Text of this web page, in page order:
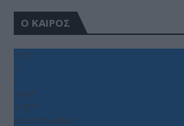
Ο ΚΑΙΡΟΣ
+33
°
C
+34°
+25°
Θεσσαλονίκη